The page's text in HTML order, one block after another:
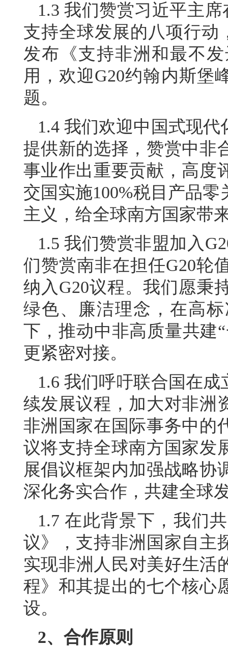
1.3 我们赞赏习近平主
支持全球发展的八项行动
发布《支持非洲和最不
用，欢迎G20约翰内斯堡
题。
1.4 我们欢迎中国式现
提供新的选择，赞赏中非
事业作出重要贡献，高度
交国实施100%税目产品
主义，给全球南方国家带
1.5 我们赞赏非盟加入
们赞赏南非在担任G20轮
纳入G20议程。我们愿秉
绿色、廉洁理念，在高
下，推动中非高质量共建
更紧密对接。
1.6 我们呼吁联合国在
续发展议程，加大对非洲
非洲国家在国际事务中的
议将支持全球南方国家发
展倡议框架内加强战略协
深化务实合作，共建全球
1.7 在此背景下，我们
议》，支持非洲国家自主
实现非洲人民对美好生活
程》和其提出的七个核心
设。
2、合作原则